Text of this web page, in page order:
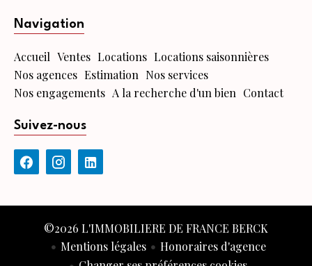
Navigation
Accueil Ventes Locations Locations saisonnières
Nos agences Estimation Nos services
Nos engagements A la recherche d'un bien Contact
Suivez-nous
©2026 L'IMMOBILIERE DE FRANCE BERCK
Mentions légales
Honoraires d'agence